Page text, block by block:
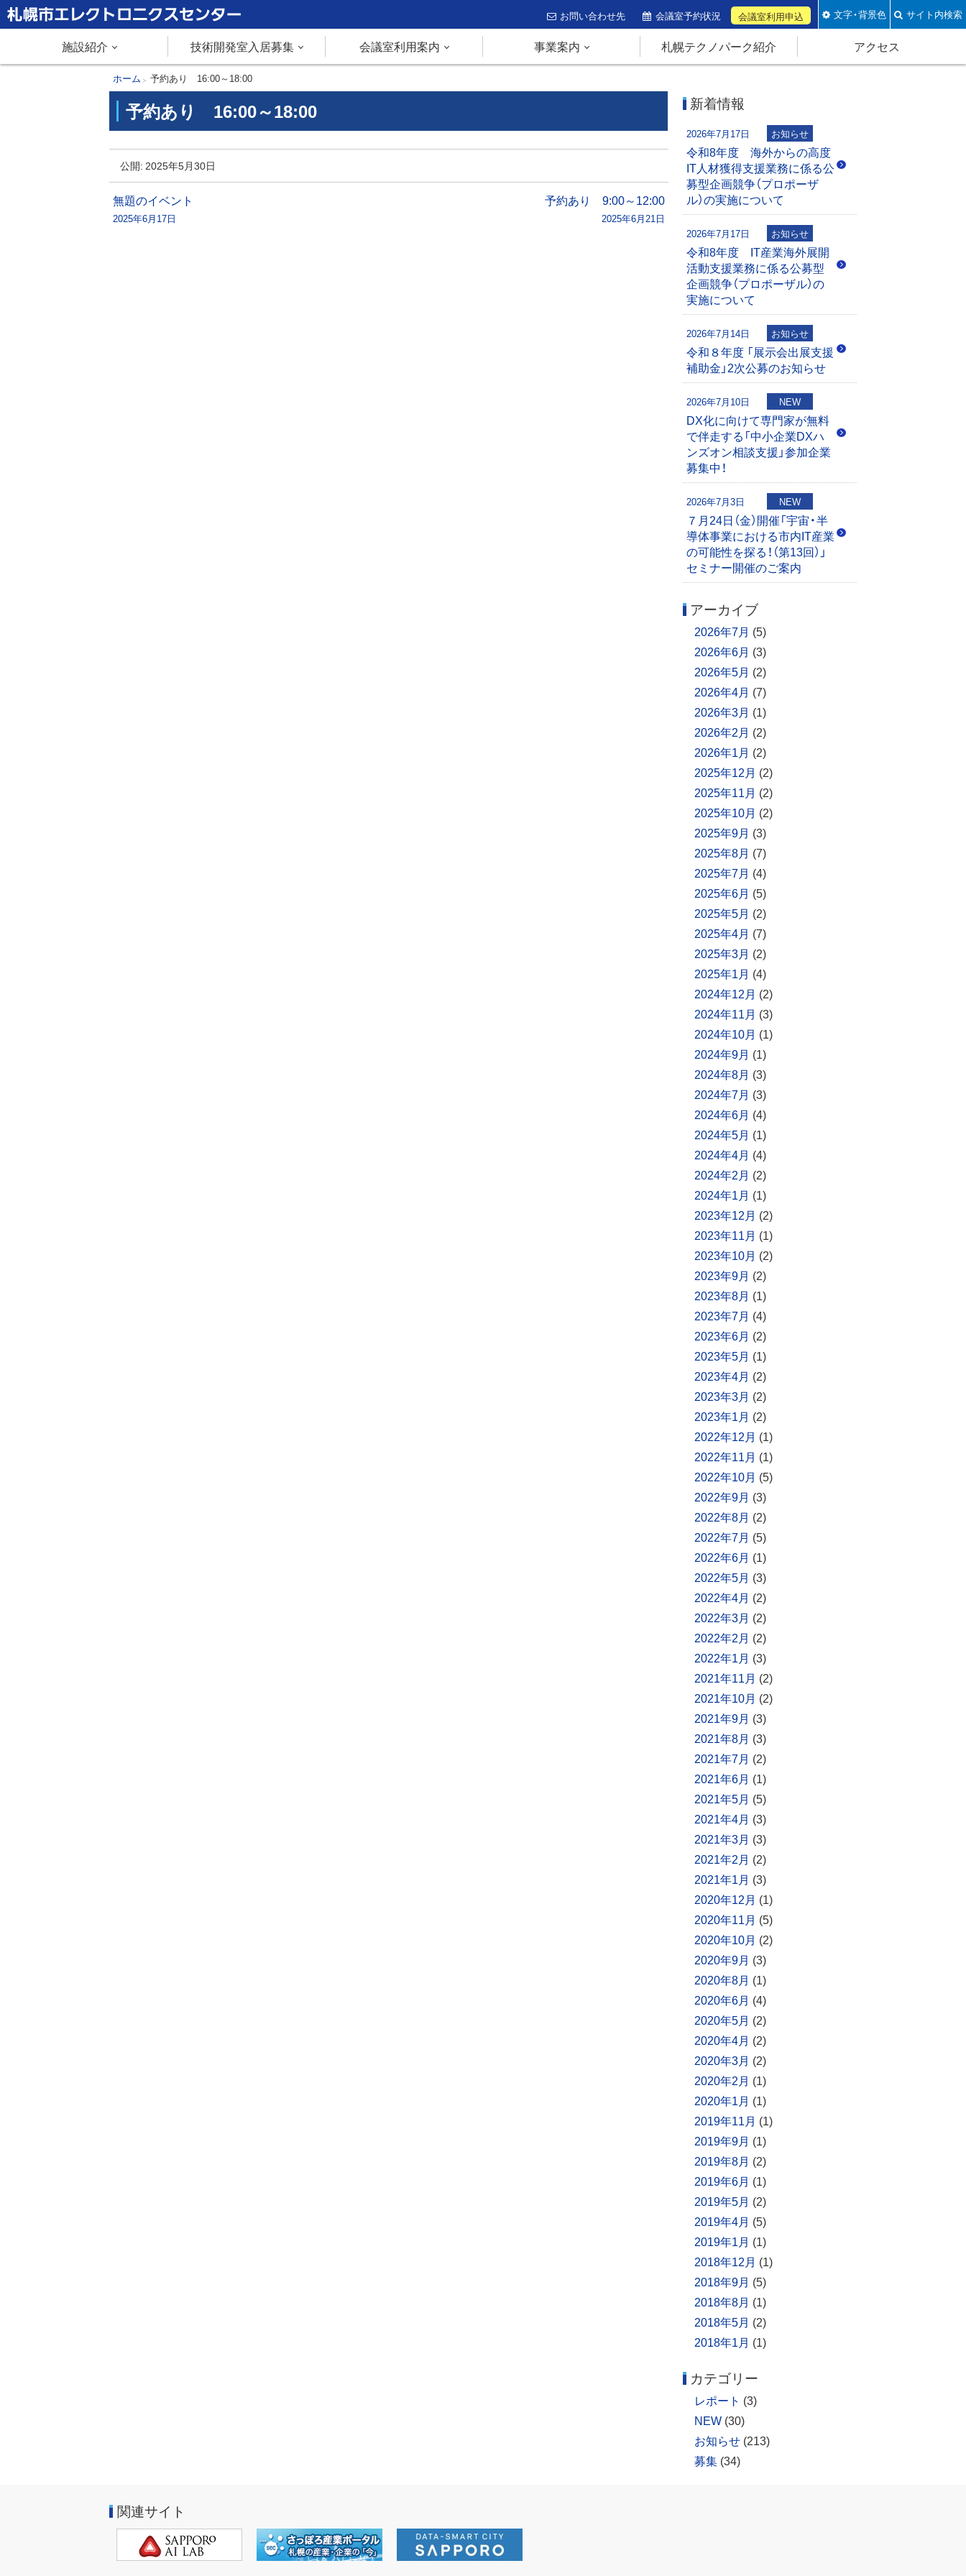
本
文
メ
札幌市エレクトロニクスセンター
お問い合わせ先 会議室予約状況 会議室利用申込 文字・背景色 サイト内検索
施設紹介 技術開発室入居募集 会議室利用案内 事業案内 札幌テクノパーク紹介 アクセス
現
在
置
の
層
ホーム 予約あり 16:00～18:00
予約あり 16:00～18:00
予
約
あ
り
公開:2025年5月30日
投
無題のイベント
2025年6月17日
予約あり 9:00～12:00
2025年6月21日
新着情報
2026年7月17日 お知らせ
令和8年度 海外からの高度
IT人材獲得支援業務に係る公
募型企画競争（プロポーザ
ル）の実施について
2026年7月17日 お知らせ
令和8年度 IT産業海外展開
活動支援業務に係る公募型
企画競争（プロポーザル）の
実施について
2026年7月14日 お知らせ
令和８年度 「展示会出展支援
補助金」2次公募のお知らせ
2026年7月10日 NEW
DX化に向けて専門家が無料
で伴走する「中小企業DXハ
ンズオン相談支援」参加企業
募集中！
2026年7月3日 NEW
７月24日（金）開催「宇宙・半
導体事業における市内IT産業
の可能性を探る！（第13回）」
セミナー開催のご案内
アーカイブ
2026年7月 (5)
2026年6月 (3)
2026年5月 (2)
2026年4月 (7)
2026年3月 (1)
2026年2月 (2)
2026年1月 (2)
2025年12月 (2)
2025年11月 (2)
2025年10月 (2)
2025年9月 (3)
2025年8月 (7)
2025年7月 (4)
2025年6月 (5)
2025年5月 (2)
2025年4月 (7)
2025年3月 (2)
2025年1月 (4)
2024年12月 (2)
2024年11月 (3)
2024年10月 (1)
2024年9月 (1)
2024年8月 (3)
2024年7月 (3)
2024年6月 (4)
2024年5月 (1)
2024年4月 (4)
2024年2月 (2)
2024年1月 (1)
2023年12月 (2)
2023年11月 (1)
2023年10月 (2)
2023年9月 (2)
2023年8月 (1)
2023年7月 (4)
2023年6月 (2)
2023年5月 (1)
2023年4月 (2)
2023年3月 (2)
2023年1月 (2)
2022年12月 (1)
2022年11月 (1)
2022年10月 (5)
2022年9月 (3)
2022年8月 (2)
2022年7月 (5)
2022年6月 (1)
2022年5月 (3)
2022年4月 (2)
2022年3月 (2)
2022年2月 (2)
2022年1月 (3)
2021年11月 (2)
2021年10月 (2)
2021年9月 (3)
2021年8月 (3)
2021年7月 (2)
2021年6月 (1)
2021年5月 (5)
2021年4月 (3)
2021年3月 (3)
2021年2月 (2)
2021年1月 (3)
2020年12月 (1)
2020年11月 (5)
2020年10月 (2)
2020年9月 (3)
2020年8月 (1)
2020年6月 (4)
2020年5月 (2)
2020年4月 (2)
2020年3月 (2)
2020年2月 (1)
2020年1月 (1)
2019年11月 (1)
2019年9月 (1)
2019年8月 (2)
2019年6月 (1)
2019年5月 (2)
2019年4月 (5)
2019年1月 (1)
2018年12月 (1)
2018年9月 (5)
2018年8月 (1)
2018年5月 (2)
2018年1月 (1)
カテゴリー
レポート (3)
NEW(30)
お知らせ(213)
募集(34)
関連サイト